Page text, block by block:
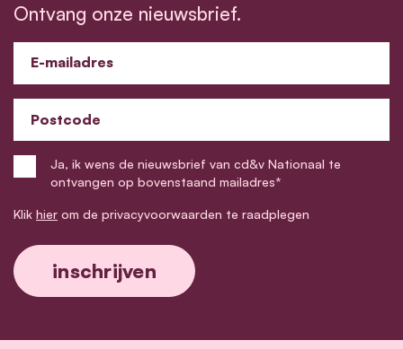
Ontvang onze nieuwsbrief.
E-mailadres
Postcode
Ja, ik wens de nieuwsbrief van cd&v Nationaal te
ontvangen op bovenstaand mailadres*
Klik hier om de privacyvoorwaarden te raadplegen